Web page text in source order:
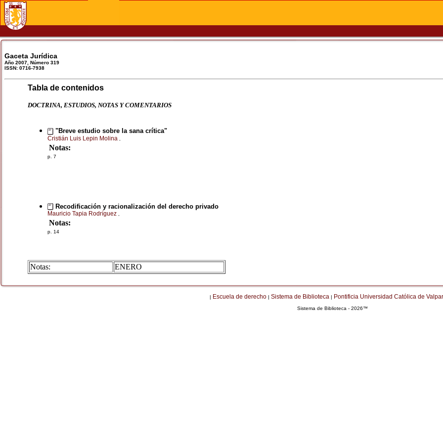
Gaceta Jurídica
Año 2007, Número 319
ISSN: 0716-7938
Tabla de contenidos
DOCTRINA, ESTUDIOS, NOTAS Y COMENTARIOS
"Breve estudio sobre la sana crítica"
Cristián Luis Lepin Molina
Notas:
p. 7
Recodificación y racionalización del derecho privado
Mauricio Tapia Rodríguez
Notas:
p. 14
Notas: ENERO
| Escuela de derecho | Sistema de Biblioteca | Pontificia Universidad Católica de
Sistema de Biblioteca - 2026™